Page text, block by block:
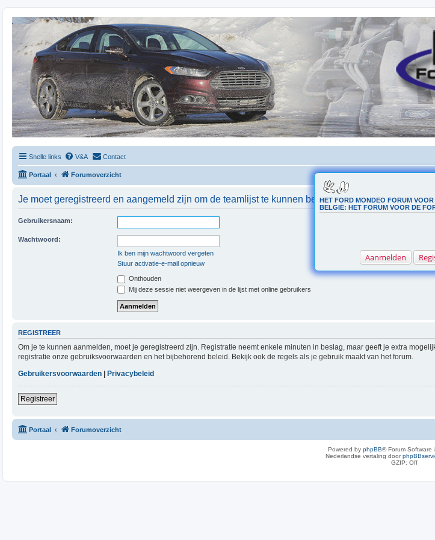
Snelle links V&A Contact
Portaal Forumoverzicht
HET FORD MONDEO FORUM
BELGIË: HET FORUM VOOR DE
Aanmelden
Je moet geregistreerd en aangemeld zijn om de teamlijst te kunnen bekijken.
Gebruikersnaam:
Wachtwoord:
Ik ben mijn wachtwoord vergeten
Stuur activatie-e-mail opnieuw
Onthouden
Mij deze sessie niet weergeven in de lijst met online gebruikers
REGISTREER
Om je te kunnen aanmelden, moet je geregistreerd zijn. Registratie neemt enkele minuten in beslag, maar geeft je extra
registratie onze gebruiksvoorwaarden en het bijbehorend beleid. Bekijk ook de regels als je gebruik maakt van het forum.
Gebruikersvoorwaarden |Privacybeleid
Registreer
Portaal Forumoverzicht
Powered by phpBB® Forum Software
Nederlandse vertaling door
GZIP: Off